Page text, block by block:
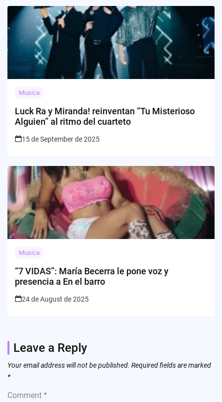
Musica
Luck Ra y Miranda! reinventan “Tu Misterioso
Alguien” al ritmo del cuarteto
15 de September de 2025
Musica
“7 VIDAS”: María Becerra le pone voz y
presencia a En el barro
24 de August de 2025
Leave a Reply
Your email address will not be published. Required fields are marked
*
Comment *